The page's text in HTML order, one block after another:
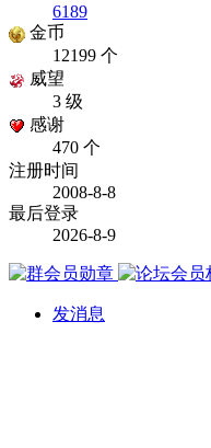
6189
金币
12199 个
威望
3 级
感谢
470 个
注册时间
2008-8-8
最后登录
2026-8-9
发消息